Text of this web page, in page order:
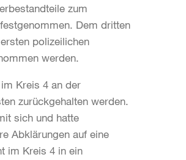
zum
Dem dritten
polizeilichen
werden.
Kreis 4 an der
zurückgehalten werden.
sich und hatte
Abklärungen auf eine
im Kreis 4 in ein